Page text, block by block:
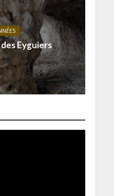
Eyguiers